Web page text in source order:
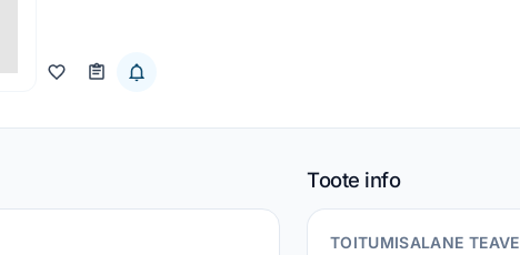
Toote info
TOITUMISALANE TEAVE